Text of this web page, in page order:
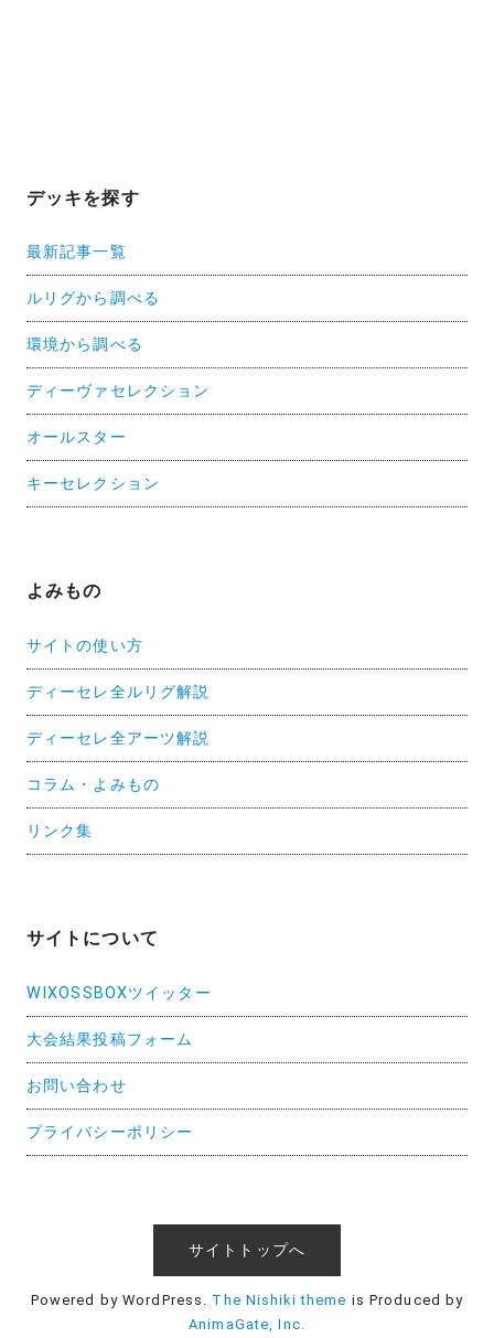
デッキを探す
最新記事一覧
ルリグから調べる
環境から調べる
ディーヴァセレクション
オールスター
キーセレクション
よみもの
サイトの使い方
ディーセレ全ルリグ解説
ディーセレ全アーツ解説
コラム・よみもの
リンク集
サイトについて
WIXOSSBOXツイッター
大会結果投稿フォーム
お問い合わせ
プライバシーポリシー
サイトトップへ
Powered by WordPress. The Nishiki theme is Produced by
AnimaGate, Inc.